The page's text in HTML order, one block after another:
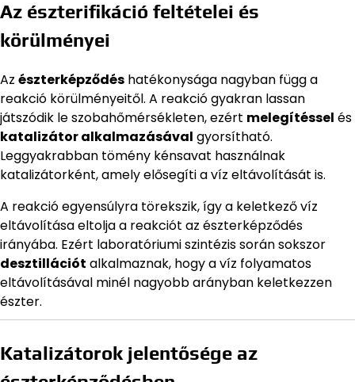
Az észterifikáció feltételei és
körülményei
Az észterképződés hatékonysága nagyban függ a
reakció körülményeitől. A reakció gyakran lassan
játszódik le szobahőmérsékleten, ezért melegítéssel és
katalizátor alkalmazásával gyorsítható.
Leggyakrabban tömény kénsavat használnak
katalizátorként, amely elősegíti a víz eltávolítását is.
A reakció egyensúlyra törekszik, így a keletkező víz
eltávolítása eltolja a reakciót az észterképződés
irányába. Ezért laboratóriumi szintézis során sokszor
desztillációt alkalmaznak, hogy a víz folyamatos
eltávolításával minél nagyobb arányban keletkezzen
észter.
Katalizátorok jelentősége az